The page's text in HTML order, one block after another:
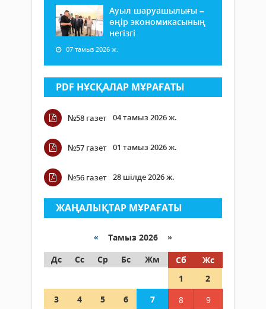
Ауыл шаруашылығы –
өңір экономикасының
негізгі
07 тамыз 2026 ж.
PDF НҰСҚАЛАР МҰРАҒАТЫ
№58 газет 04 тамыз 2026 ж.
№57 газет 01 тамыз 2026 ж.
№56 газет 28 шілде 2026 ж.
ЖАҢАЛЫҚТАР МҰРАҒАТЫ
« Тамыз 2026 »
Дс
Сс Ср Бс Жм Сб
Жс
1
2
3
4 5 6 7 8
9